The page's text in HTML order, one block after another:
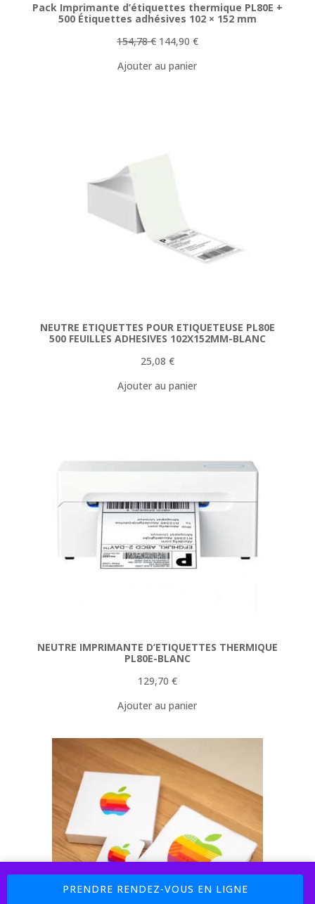
Boutique : 5% sur les Pièces Détachées Code Promo : MAC77 (
Payement 4 X Sans Frais avec PayPal et Cofidis )
Pack Imprimante d’étiquettes thermique PL80E +
500 Étiquettes adhésives 102 × 152 mm
154,78€ Le
initial
144,90 €Le
Ajouter au panier
NEUTRE ETIQUETTES POUR ETIQUETEUSE PL80E
500 FEUILLES ADHESIVES 102X152MM-BLANC
25,08 €
Ajouter au panier
NEUTRE IMPRIMANTE D’ETIQUETTES THERMIQUE
PL80E-BLANC
129,70 €
Ajouter au panier
PRENDRE RENDEZ-VOUS EN LIGNE